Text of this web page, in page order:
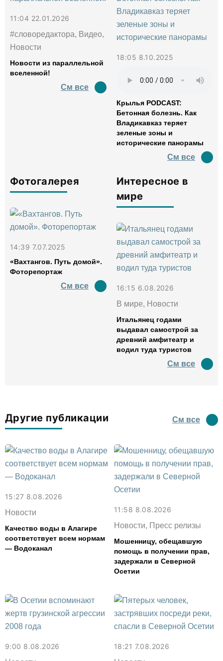
11:04 22.01.2026
#словоредактора, Видео,
Новости
Новости из параллельной
вселенной!
См все
18:05 8.10.2025
Крылья PODCAST:
Бетонная болезнь. Как
Владикавказ теряет
зеленые зоны и
исторические панорамы
См все
Фотогалерея
14:39 7.07.2025
«Вахтангов. Путь домой».
Фоторепортаж
См все
Интересное в
мире
16:15 6.08.2026
В мире, Новости
Итальянец годами
выдавал самострой за
древний амфитеатр и
водил туда туристов
См все
Другие публикации См все
15:27 8.08.2026
Новости
Качество воды в Алагире
соответствует всем нормам
— Водоканал
11:58 8.08.2026
Новости, Пресс релизы
Мошенницу, обещавшую
помощь в получении прав,
задержали в Северной
Осетии
9:00 8.08.2026
18:21 7.08.2026